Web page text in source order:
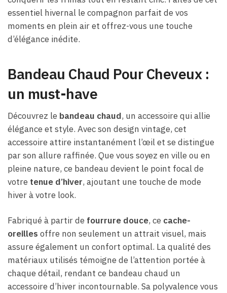
essentiel hivernal le compagnon parfait de vos
moments en plein air et offrez-vous une touche
d’élégance inédite.
Bandeau Chaud Pour Cheveux :
un must-have
Découvrez le bandeau chaud, un accessoire qui allie
élégance et style. Avec son design vintage, cet
accessoire attire instantanément l’œil et se distingue
par son allure raffinée. Que vous soyez en ville ou en
pleine nature, ce bandeau devient le point focal de
votre tenue d’hiver, ajoutant une touche de mode
hiver à votre look.
Fabriqué à partir de fourrure douce, ce cache-
oreilles offre non seulement un attrait visuel, mais
assure également un confort optimal. La qualité des
matériaux utilisés témoigne de l’attention portée à
chaque détail, rendant ce bandeau chaud un
accessoire d’hiver incontournable. Sa polyvalence vous